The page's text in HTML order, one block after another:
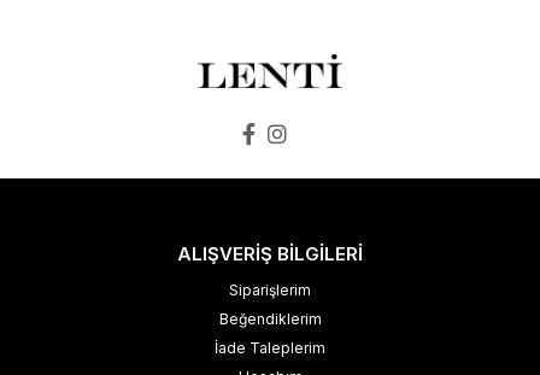
ALIŞVERİŞ BİLGİLERİ
Siparişlerim
Beğendiklerim
İade Taleplerim